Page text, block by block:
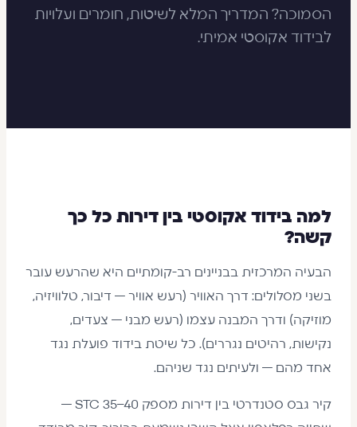
הסמוכה? המדריך המלא לשיטות, חומרים ועלויות
לבידוד אקוסטי אמיתי.
למה בידוד אקוסטי בין דירות כל כך
קשה?
הבעיה המרכזית בבניינים רב-קומתיים היא שהרעש עובר
בשני מסלולים: דרך האוויר (רעש אוויר — דיבור, טלוויזיה,
מוזיקה) ודרך המבנה עצמו (רעש מבני — צעדים,
נקישות, רהיטים נגררים). כל שיטת בידוד פועלת נגד
אחד מהם — ולעיתים נגד שניהם.
קיר גבס סטנדרטי בין דירות מספק STC 35–40 —